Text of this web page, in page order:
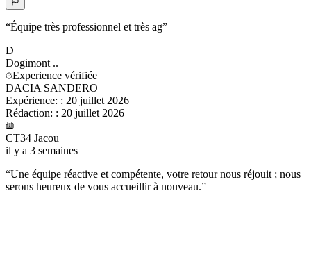
“Équipe très professionnel et très ag”
D
Dogimont ..
Experience vérifiée
DACIA SANDERO
Expérience: : 20 juillet 2026
Rédaction: : 20 juillet 2026
CT34 Jacou
il y a 3 semaines
“Une équipe réactive et compétente, votre retour nous réjouit ; nous
serons heureux de vous accueillir à nouveau.”